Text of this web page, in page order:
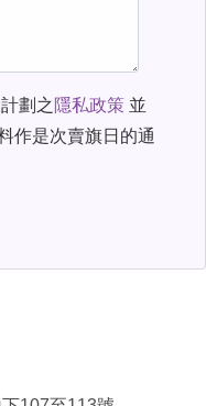
劃之 隱私政策 並
作是次賣旗日的通